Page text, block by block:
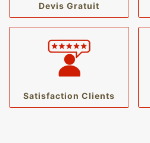
Devis Gratuit
Satisfaction Clients